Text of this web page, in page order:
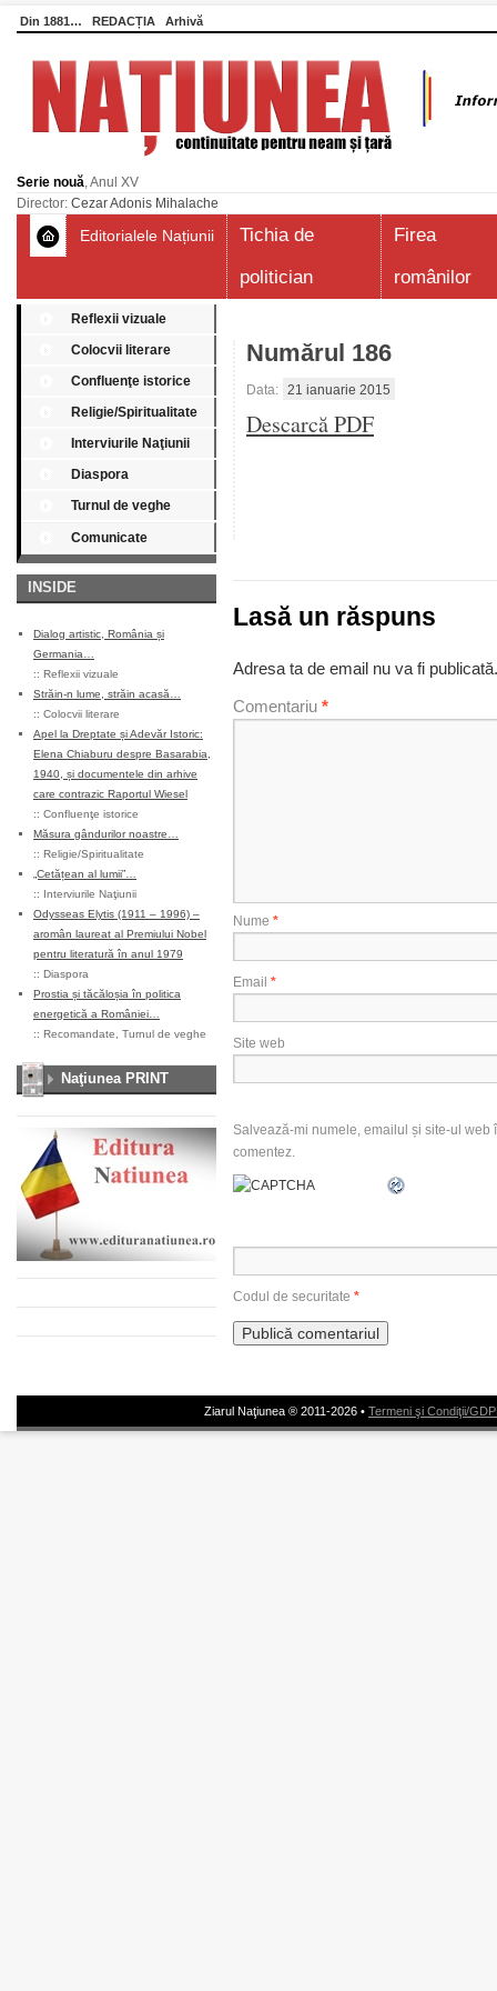
Din 1881… REDACȚIA Arhivă
Serie nouă, Anul XV
Director: Cezar Adonis Mihalache
Editorialele Națiunii
Tichia de
politician
Firea
românilor
Reflexii vizuale
Colocvii literare
Confluenţe istorice
Religie/Spiritualitate
Interviurile Naţiunii
Diaspora
Turnul de veghe
Comunicate
INSIDE
Dialog artistic, România și
Germania…
:: Reflexii vizuale
Străin-n lume, străin acasă…
:: Colocvii literare
Apel la Dreptate și Adevăr Istoric:
Elena Chiaburu despre Basarabia,
1940, și documentele din arhive
care contrazic Raportul Wiesel
:: Confluenţe istorice
Măsura gândurilor noastre…
:: Religie/Spiritualitate
„Cetățean al lumii”…
:: Interviurile Naţiunii
Odysseas Elytis (1911 – 1996) –
aromân laureat al Premiului Nobel
pentru literatură în anul 1979
:: Diaspora
Prostia și tăcăloșia în politica
energetică a României…
:: Recomandate Turnul de veghe
Naţiunea PRINT
Numărul 186
Data: 21 ianuarie 2015
Descarcă PDF
Lasă un răspuns
Adresa ta de email nu va fi publicată.
Comentariu *
Nume *
Email *
Site web
Salvează-mi numele, emailul și site-ul
comentez.
Codul de securitate *
Ziarul Naţiunea ® 2011-2026 • Termeni şi Condiţii/